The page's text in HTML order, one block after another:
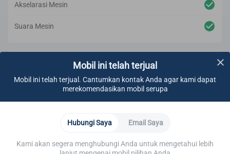
Akselarasi Mesin
Suara Mesin
Pemeriksaan Underbody
Mesin Sistem Pendingin Sistem Kelistrikan
Mobil ini telah terjual
Mobil ini telah terjual. Cantumkan kontak Anda agar kami dapat
merekomendasikan mobil serupa
Hubungi Saya Email Saya
Kami akan segera menghubungi Anda untuk mengetahui lebih